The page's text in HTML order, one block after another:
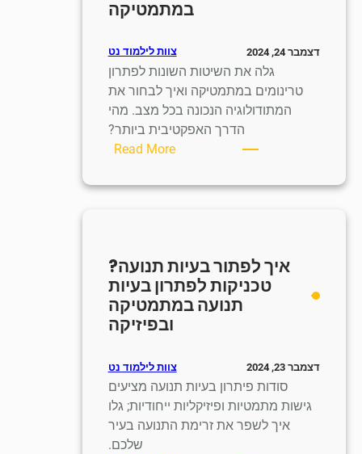
פתרון
משוואות
עם
שני
נעלמים
במתמטיקה
דצמבר 24, 2024 צוות לילמוד נט
גלה את השיטות השונות לפתרון
טרינומים במתמטיקה ואיך לבחור את
המתודולוגיה הנכונה בכל מצב. מהי
הדרך האפקטיבית ביותר?
Read More
לפתור
משוואות
טרינום
במתמטיקה
איך לפתור בעיות תנועה?
טכניקות לפתרון בעיות
תנועה במתמטיקה
ובפיזיקה
דצמבר 23, 2024 צוות לילמוד נט
סודות פיתרון בעיות תנועה מציעים
גישות מתמטיות ופיזיקליות ייחודיות; גלו
איך לשפר את זרימת התנועה בעיר
שלכם.